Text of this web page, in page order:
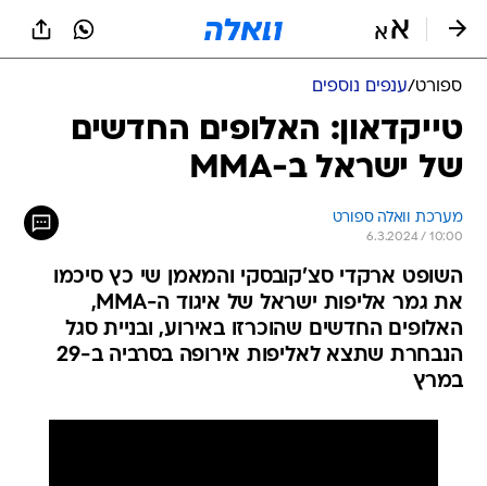
ספורט/ענפים נוספים
טייקדאון: האלופים החדשים
של ישראל ב-MMA
מערכת וואלה ספורט
6.3.2024 / 10:00
השופט ארקדי סצ'קובסקי והמאמן שי כץ סיכמו
את גמר אליפות ישראל של איגוד ה-MMA,
האלופים החדשים שהוכרזו באירוע, ובניית סגל
הנבחרת שתצא לאליפות אירופה בסרביה ב-29
במרץ